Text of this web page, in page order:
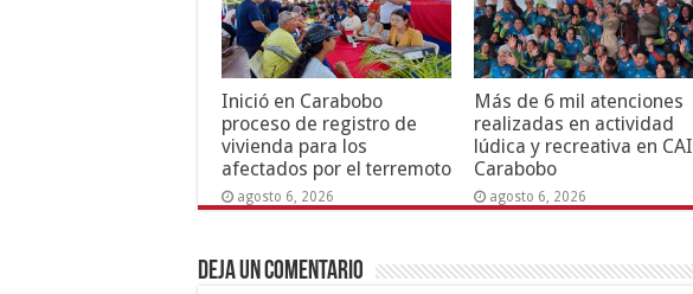
Inició en Carabobo
proceso de registro de
vivienda para los
afectados por el terremoto
agosto 6, 2026
Más de 6 mil atenciones
realizadas en actividad
lúdica y recreativa en CAI
Carabobo
agosto 6, 2026
Deja un comentario